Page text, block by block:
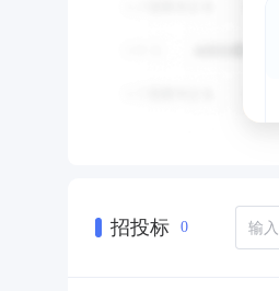
招投标 0